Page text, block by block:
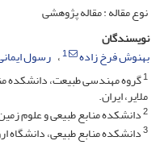
نوع مقاله : مقاله پژوهشی
نویسندگان
بهنوش فرخ زاده
1 رسول
1گروه مهندسی طبیعت، دانشکده
ملایر، ایران.
2دانشکده منابع طبیعی و علوم
3دانشکده منابع طبیعی، دانشگاه